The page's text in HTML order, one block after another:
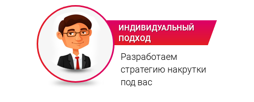
ИНДИВИДУАЛЬНЫЙ
ПОДХОД
Разработаем
стратегию накрутки
под вас